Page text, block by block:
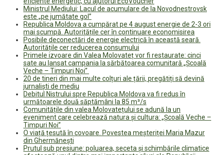
Ministrul Mediului: Lacul de acumulare de la Novodnestrovsk
este „pe jumătate gol”
Republica Moldova a cumpărat pe 4 august energie de 2-3 ori
mai scumpă. Autoritățile cer în continuare economisirea
Posibile deconectări de energie electrică în această seară.
Autoritățile cer reducerea consumului
Primele izvoare din Valea Molovateț vor fi restaurate: cinci
sate au lansat campania la sărbătoarea comunitară „Școală
Veche – Timpuri Noi”
20 de tineri din mai multe colțuri ale țării, pregătiți să devină
jurnaliști de mediu
Debitul Nistrului spre Republica Moldova va fi redus în
următoarele două săptămâni la 85 m³/s
Comunitățile din valea Molovatețului se adună la un
eveniment care celebrează natura și cultura: „Școală Veche –
Timpuri Noi”
O viață țesută în covoare. Povestea meșteriței Maria Mazur
din Ghermănești
Prutul sub presiune: poluarea, seceta și schimbările climatice